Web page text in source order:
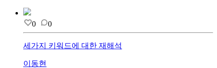
0 0
세가지 키워드에 대한 재해석
이동현